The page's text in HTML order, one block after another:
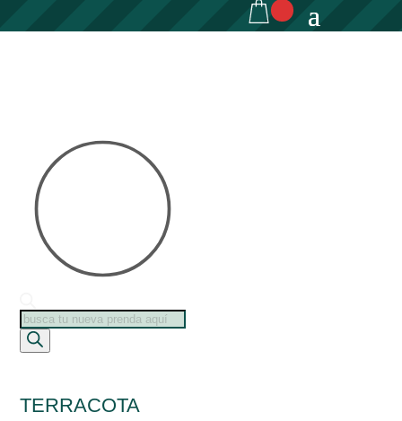
Búsqueda
de
productos
TERRACOTA